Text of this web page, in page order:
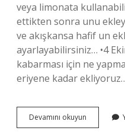
veya limonata
ettikten sonra unu
ve akışkansa hafif un
ayarlayabilirsiniz… •4
kabarması için ne
eriyene kadar
Devamını okuyun Bazlama
Hamuruna